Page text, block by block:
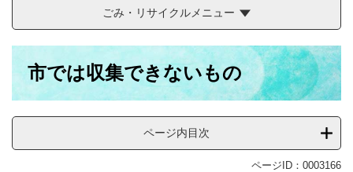
ごみ・リサイクルメニュー
市では収集できないもの
ページ内目次
ページID：0003166